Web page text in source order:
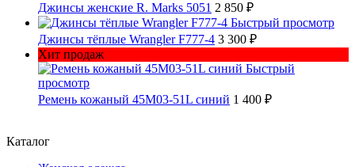
Джинсы женские R. Marks 5051 2 850 ₽
Быстрый просмотр
Джинсы тёплые Wrangler F777-4 3 300 ₽
Хит продаж
Быстрый
просмотр
Ремень кожаный 45M03-51L синий 1 400 ₽
Каталог